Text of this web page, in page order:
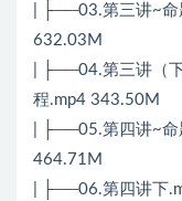
| ├──03.第三讲~命
632.03M
| ├──04.第三讲（
程.mp4 343.50M
| ├──05.第四讲~命
464.71M
| ├──06.第四讲下